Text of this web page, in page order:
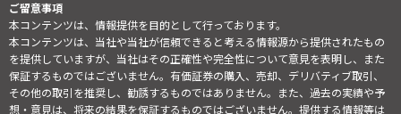
ご留意事項
本コンテンツは、情報提供を目的として行っております。
本コンテンツは、当社や当社が信頼できると考える情報源から提供されたもの
を提供していますが、当社はその正確性や完全性について意見を表明し、また
保証するものではございません。有価証券の購入、売却、デリバティブ取引、
その他の取引を推奨し、勧誘するものではありません。また、過去の実績や予
想・意見は、将来の結果を保証するものではございません。提供する情報等は